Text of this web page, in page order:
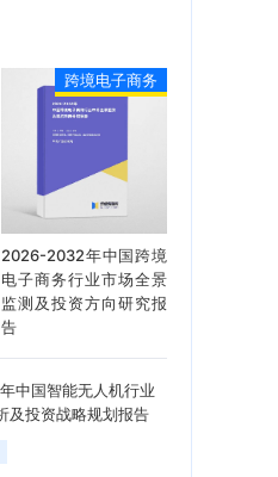
跨境电子商务
2026-2032年中国跨境
电子商务行业市场全景
监测及投资方向研究报
告
中国智能无人机行业
及投资战略规划报告